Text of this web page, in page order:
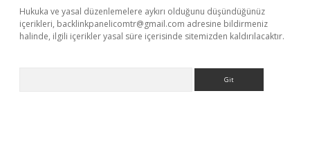
Hukuka ve yasal düzenlemelere aykırı olduğunu düşündüğünüz
içerikleri, backlinkpanelicomtr@gmail.com adresine bildirmeniz
halinde, ilgili içerikler yasal süre içerisinde sitemizden kaldırılacaktır.